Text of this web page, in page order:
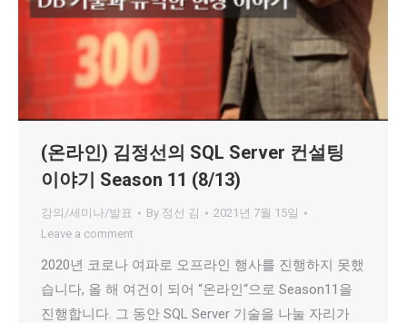
(온라인) 김정선의 SQL Server 컨설팅
이야기 Season 11 (8/13)
강의/세미나/발표 By 정선 김
2021년 7월 15일
Leave a comment
2020년 코로나 여파로 오프라인 행사를 진행하지 못했
습니다, 올 해 여건이 되어 “온라인“으로 Season11을
진행합니다. 그 동안 SQL Server 기술을 나눌 자리가